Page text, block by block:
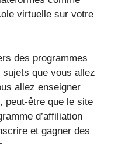
virtuelle sur votre
des programmes
sujets que vous allez
allez enseigner
peut-être que le site
d’affiliation
et gagner des